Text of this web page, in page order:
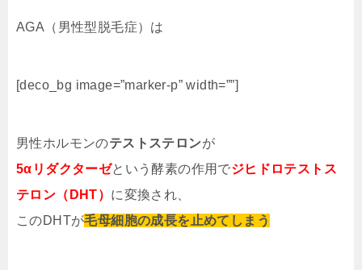
AGA（男性型脱毛症）は
[deco_bg image=”marker-p” width=””]
男性ホルモンのテストステロンが
5αリダクターゼという酵素の作用でジヒドロテストス
テロン（DHT） に変換され、
このDHTが毛母細胞の成長を止めてしまう